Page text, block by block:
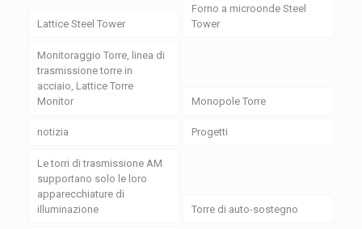
Lattice Steel Tower
Forno a microonde Steel
Tower
Monitoraggio Torre, linea di
trasmissione torre in
acciaio, Lattice Torre
Monitor
Monopole Torre
notizia Progetti
Le torri di trasmissione AM
supportano solo le loro
apparecchiature di
illuminazione
Torre di auto-sostegno